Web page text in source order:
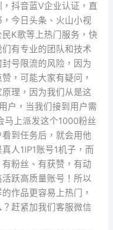
抖音蓝V企业认证，直
今日头条、火山小视
K歌等上热门服务，快
有专业的团队和技术
号限流的风险，因为
，可能大家有疑问，
理，因为我们从是这
户，当我们接到用户需
马上派发这个1000粉丝
到任务后，就会用他
人1IP1账号1机子，而
粉丝、有获赞，有动
跃高质量账号！所以
作品更容易上热门，
赶紧加我们客服微信